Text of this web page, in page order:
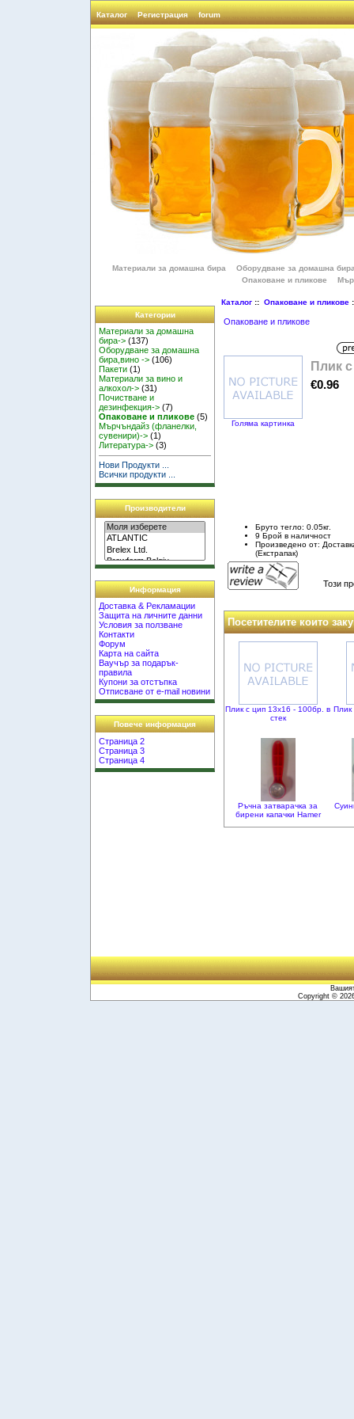
Каталог Регистрация forum
Материали за домашна бира
Оборудване за домашна
Опаковане и пликове
Категории
Материали за домашна
бира-> (137)
Оборудване за домашна
бира,вино -> (106)
Пакети (1)
Материали за вино и
алкохол-> (31)
Почистване и
дезинфекция-> (7)
Опаковане и пликове (5)
Мърчъндайз (фланелки,
сувенири)-> (1)
Литература-> (3)
Нови Продукти ...
Всички продукти ...
Производители
Информация
Доставка & Рекламации
Защита на личните данни
Условия за ползване
Контакти
Форум
Карта на сайта
Ваучър за подарък-
правила
Купони за отстъпка
Отписване от e-mail новини
Повече информация
Страница 2
Страница 3
Страница 4
Каталог:: Опаковане и пликове
Опаковане и пликове
Голяма картинка
Плик с
€0.96
Бруто тегло: 0.05кг.
9 Брой в наличност
Произведено от:
(Екстрапак)
Този
Посетителите които
Плик с цип 13х16 - 100бр. в
стек
Плик
Ръчна затварачка за
бирени капачки Hamer
Copyright ©